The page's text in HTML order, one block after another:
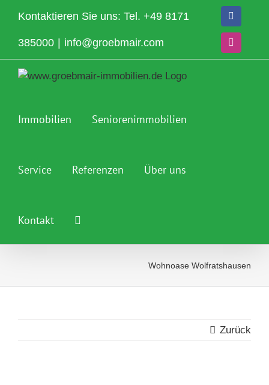
Inhalt
springen
Kontaktieren Sie uns: Tel. +49 8171
385000 info@groebmair.com
Facebook
Instagram
Immobilien Seniorenimmobilien
Service Referenzen Über uns
Kontakt
Wohnoase Wolfratshausen
Zurück